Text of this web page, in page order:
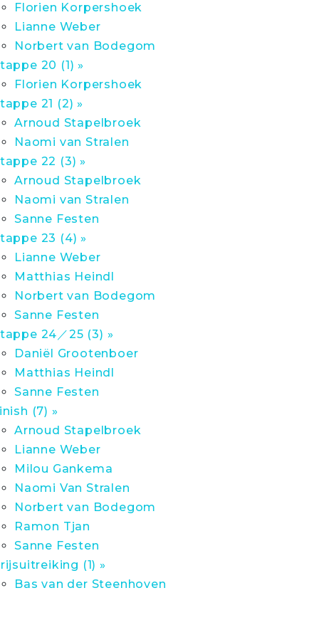
Florien Korpershoek
Lianne Weber
Norbert van Bodegom
20 (1) »
Florien Korpershoek
21 (2) »
Arnoud Stapelbroek
Naomi van Stralen
22 (3) »
Arnoud Stapelbroek
Naomi van Stralen
Sanne Festen
23 (4) »
Lianne Weber
Matthias Heindl
Norbert van Bodegom
Sanne Festen
24／25 (3) »
Daniël Grootenboer
Matthias Heindl
Sanne Festen
(7) »
Arnoud Stapelbroek
Lianne Weber
Milou Gankema
Naomi Van Stralen
Norbert van Bodegom
Ramon Tjan
Sanne Festen
(1) »
Bas van der Steenhoven